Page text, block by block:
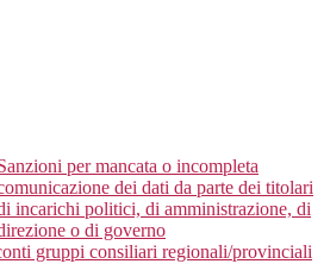
per mancata o incompleta
dei dati da parte dei titolari
incarichi politici, di amministrazione, di
o di governo
gruppi consiliari regionali/provinciali